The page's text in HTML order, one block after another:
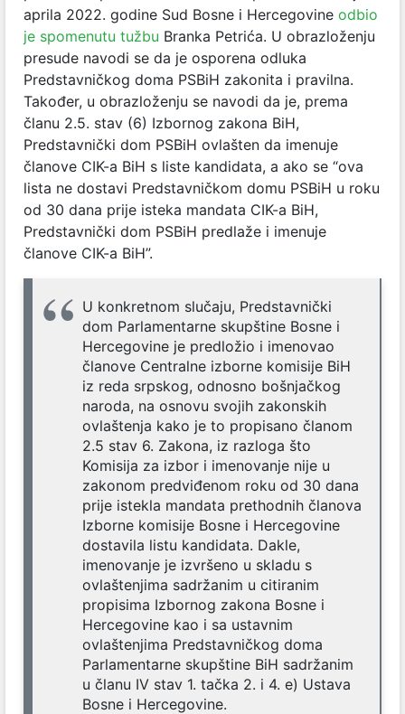
aprila 2022. godine Sud Bosne i Hercegovine odbio
je spomenutu tužbu Branka Petrića. U obrazloženju
presude navodi se da je osporena odluka
Predstavničkog doma PSBiH zakonita i pravilna.
Također, u obrazloženju se navodi da je, prema
članu 2.5. stav (6) Izbornog zakona BiH,
Predstavnički dom PSBiH ovlašten da imenuje
članove CIK-a BiH s liste kandidata, a ako se “ova
lista ne dostavi Predstavničkom domu PSBiH u roku
od 30 dana prije isteka mandata CIK-a BiH,
Predstavnički dom PSBiH predlaže i imenuje
članove CIK-a BiH”.
U konkretnom slučaju, Predstavnički
dom Parlamentarne skupštine Bosne i
Hercegovine je predložio i imenovao
članove Centralne izborne komisije BiH
iz reda srpskog, odnosno bošnjačkog
naroda, na osnovu svojih zakonskih
ovlaštenja kako je to propisano članom
2.5 stav 6. Zakona, iz razloga što
Komisija za izbor i imenovanje nije u
zakonom predviđenom roku od 30 dana
prije istekla mandata prethodnih članova
Izborne komisije Bosne i Hercegovine
dostavila listu kandidata. Dakle,
imenovanje je izvršeno u skladu s
ovlaštenjima sadržanim u citiranim
propisima Izbornog zakona Bosne i
Hercegovine kao i sa ustavnim
ovlaštenjima Predstavničkog doma
Parlamentarne skupštine BiH sadržanim
u članu IV stav 1. tačka 2. i 4. e) Ustava
Bosne i Hercegovine.